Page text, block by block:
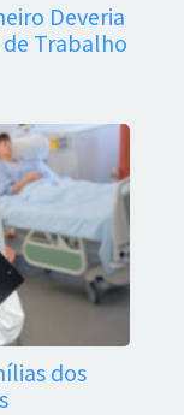
Deveria
de Trabalho
dos